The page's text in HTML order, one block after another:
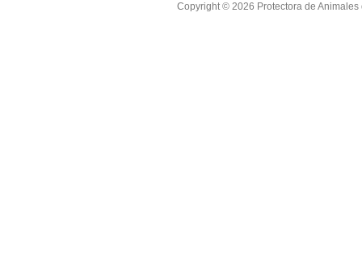
Copyright © 2026 Protectora de Animales